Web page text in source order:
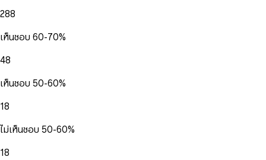
288
เห็นชอบ 60-70%
48
เห็นชอบ 50-60%
18
ไม่เห็นชอบ 50-60%
18